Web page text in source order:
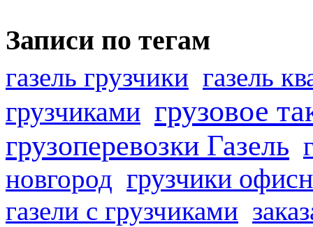
Записи по тегам
газель грузчики газель
грузчиками грузовое
грузоперевозки Газель
новгород грузчики
газели с грузчиками